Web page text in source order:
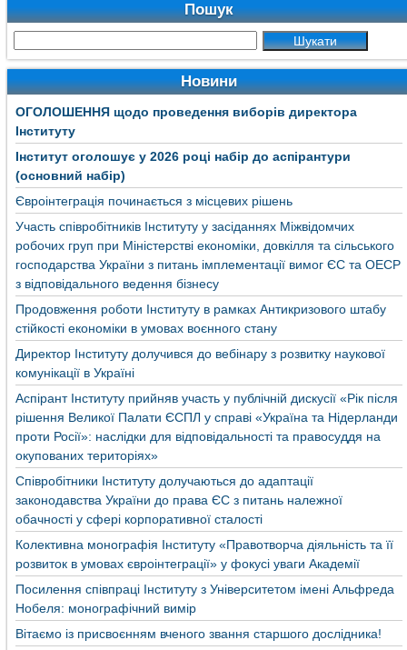
Пошук
Новини
ОГОЛОШЕННЯ щодо проведення виборів директора
Інституту
Інститут оголошує у 2026 році набір до аспірантури
(основний набір)
Євроінтеграція починається з місцевих рішень
Участь співробітників Інституту у засіданнях Міжвідомчих
робочих груп при Міністерстві економіки, довкілля та сільського
господарства України з питань імплементації вимог ЄС та ОЕСР
з відповідального ведення бізнесу
Продовження роботи Інституту в рамках Антикризового штабу
стійкості економіки в умовах воєнного стану
Директор Інституту долучився до вебінару з розвитку наукової
комунікації в Україні
Аспірант Інституту прийняв участь у публічній дискусії «Рік після
рішення Великої Палати ЄСПЛ у справі «Україна та Нідерланди
проти Росії»: наслідки для відповідальності та правосуддя на
окупованих територіях»
Співробітники Інституту долучаються до адаптації
законодавства України до права ЄС з питань належної
обачності у сфері корпоративної сталості
Колективна монографія Інституту «Правотворча діяльність та її
розвиток в умовах євроінтеграції» у фокусі уваги Академії
Посилення співпраці Інституту з Університетом імені Альфреда
Нобеля: монографічний вимір
Вітаємо із присвоєнням вченого звання старшого дослідника!